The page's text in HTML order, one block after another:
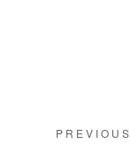
PREVIOUS